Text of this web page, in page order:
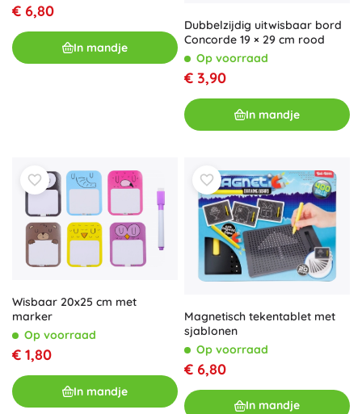
€ 6,80
In mandje
Dubbelzijdig uitwisbaar bord
Concorde 19 × 29 cm rood
Op voorraad
€ 3,90
In mandje
Wisbaar 20x25 cm met
marker
Op voorraad
€ 1,80
In mandje
Magnetisch tekentablet met
sjablonen
Op voorraad
€ 6,80
In mandje